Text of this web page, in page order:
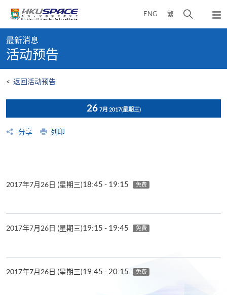
content
ENG 繁
开
弹
出
content
start
最新消息
活动预告
< 返回活动预告
26 7月 2017(星期三)
分享 列印
2017年7月26日 (星期三)18:45 - 19:15 免费
2017年7月26日 (星期三)19:15 - 19:45 免费
2017年7月26日 (星期三)19:45 - 20:15 免费